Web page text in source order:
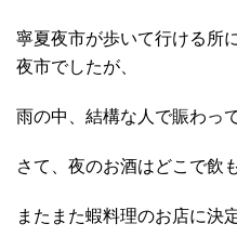
寧夏夜市が歩いて行ける所
夜市でしたが、
雨の中、結構な人で賑わっ
さて、夜のお酒はどこで飲
またまた蝦料理のお店に決